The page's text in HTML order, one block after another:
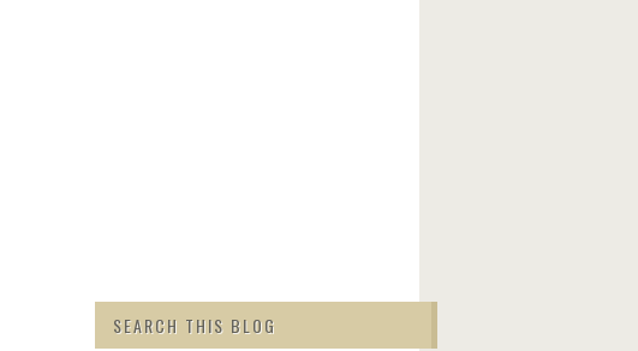
SEARCH THIS BLOG